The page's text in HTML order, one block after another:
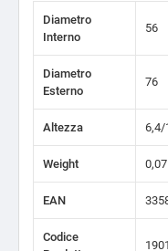
Diametro
Interno
56
Diametro
Esterno
76
Altezza 6,4/
Weight 0,07
EAN
Codice